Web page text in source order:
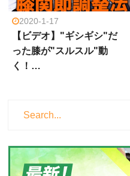
2020-1-17
【ビデオ】"ギシギシ"だ
った膝が"スルスル"動
く！…